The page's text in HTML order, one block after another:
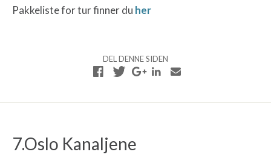
Pakkeliste for tur finner du her
DEL DENNE SIDEN
7.Oslo Kanaljene